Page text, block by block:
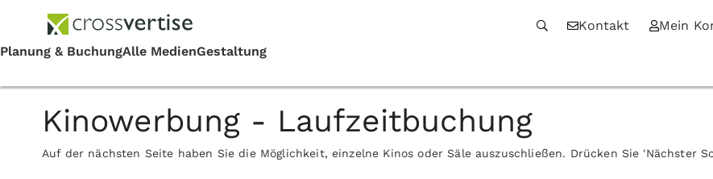
Kontakt Mein
Kinowerbung - Laufzeitbuchung
Auf der nächsten Seite haben Sie die Möglichkeit, einzelne Kinos oder Säle auszuschließen. Drücken Sie 'Nächster